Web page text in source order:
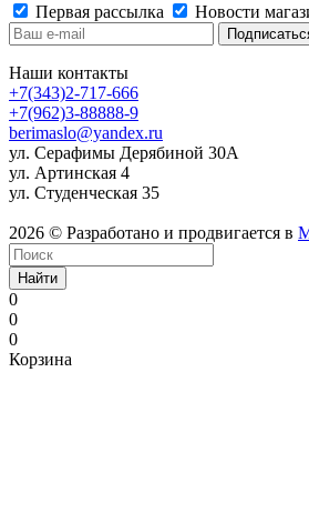
Первая рассылка
Новости
Наши контакты
+7(343)2-717-666
+7(962)3-88888-9
berimaslo@yandex.ru
ул. Серафимы Дерябиной 30А
ул. Артинская 4
ул. Студенческая 35
2026 © Разработано и продвигается в
Найти
0
0
0
Корзина